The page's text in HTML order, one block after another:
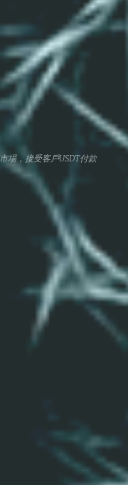
場，接受客戶USDT付款